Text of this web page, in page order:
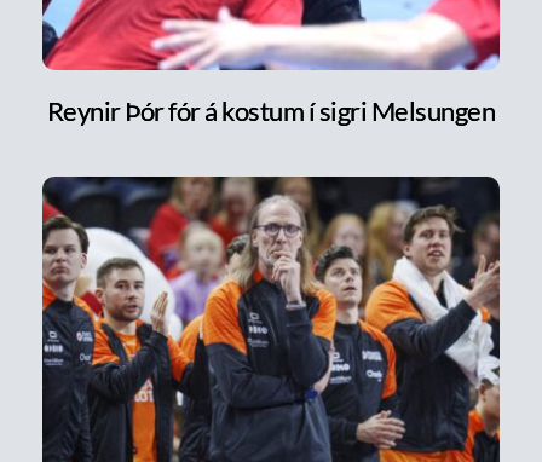
Reynir Þór fór á kostum í sigri Melsungen